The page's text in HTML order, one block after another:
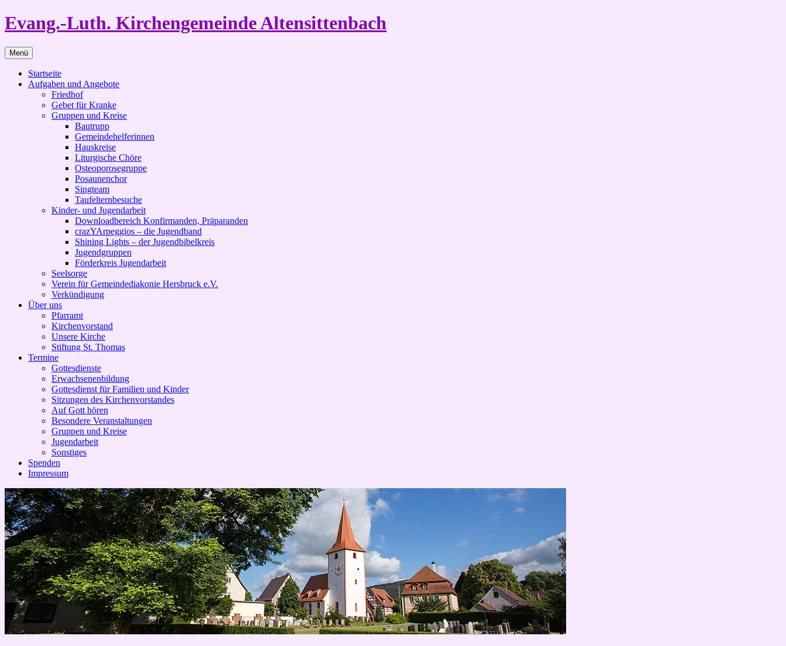
Zum
Inhalt
Evang.-Luth. Kirchengemeinde Altensittenbach
Menü
Startseite
Aufgaben und Angebote
Friedhof
Gebet für Kranke
Gruppen und Kreise
Bautrupp
Gemeindehelferinnen
Hauskreise
Liturgische Chöre
Osteoporosegruppe
Posaunenchor
Singteam
Taufelternbesuche
Kinder- und Jugendarbeit
Downloadbereich Konfirmanden, Präparanden
crazYArpeggios – die Jugendband
Shining Lights – der Jugendbibelkreis
Jugendgruppen
Förderkreis Jugendarbeit
Seelsorge
Verein für Gemeindediakonie Hersbruck e.V.
Verkündigung
Über uns
Pfarramt
Kirchenvorstand
Unsere Kirche
Stiftung St. Thomas
Termine
Gottesdienste
Erwachsenenbildung
Gottesdienst für Familien und Kinder
Sitzungen des Kirchenvorstandes
Auf Gott hören
Besondere Veranstaltungen
Gruppen und Kreise
Jugendarbeit
Sonstiges
Spenden
Impressum